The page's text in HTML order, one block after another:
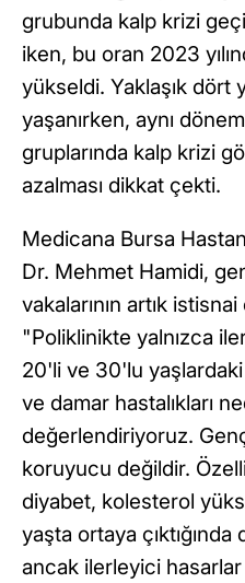
grubunda kalp krizi
iken, bu oran 2023
yükseldi. Yaklaşık dört
yaşanırken, aynı
gruplarında kalp krizi
azalması dikkat çekti.
Medicana Bursa
Dr. Mehmet Hamidi,
vakalarının artık
"Poliklinikte yalnızca
20'li ve 30'lu
ve damar hastalıkları
değerlendiriyoruz.
koruyucu değildir.
diyabet, kolesterol
yaşta ortaya çıktığında
ancak ilerleyici